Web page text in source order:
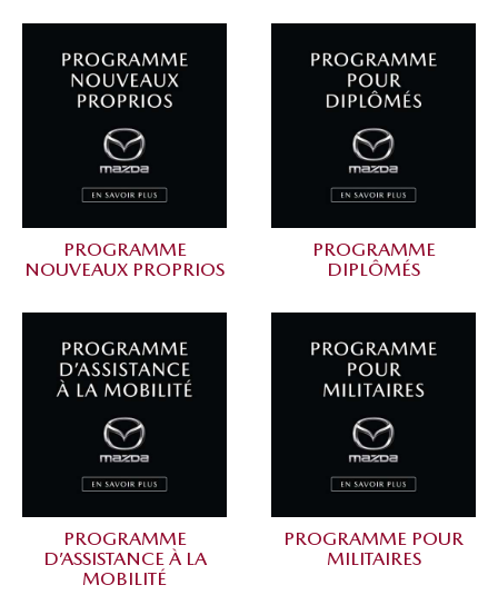
PROGRAMME
NOUVEAUX PROPRIOS
PROGRAMME
DIPLÔMÉS
PROGRAMME
D’ASSISTANCE À LA
MOBILITÉ
PROGRAMME POUR
MILITAIRES